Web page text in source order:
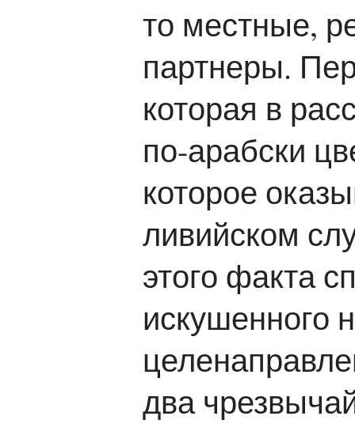
то местные,
партнеры.
которая в
по-арабски
которое
ливийском
этого факта
искушенного
два